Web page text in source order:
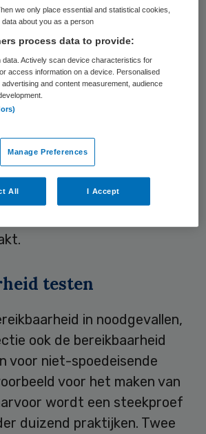
een steekproef. Daaruit
telefoontjes werden
op de vijf telefoontjes
dan het
Demissionair minister
en de Tweede Kamer
op snelle verbetering van
. Het nieuwe onderzoek
testen
in noodgevallen,
ook de bereikbaarheid
voor niet-spoedeisende
voor het maken van
wordt een steekproef
duizend praktijken. Twee
we only place essential and statistical cookies,
about you as a person
process data to provide:
data. Actively scan device characteristics for
access information on a device. Personalised
and content measurement, audience
Manage Preferences
All I Accept